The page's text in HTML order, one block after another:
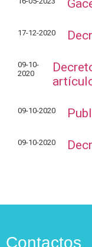
17-12-2020
09-10-
2020
09-10-2020
09-10-2020
Contactos